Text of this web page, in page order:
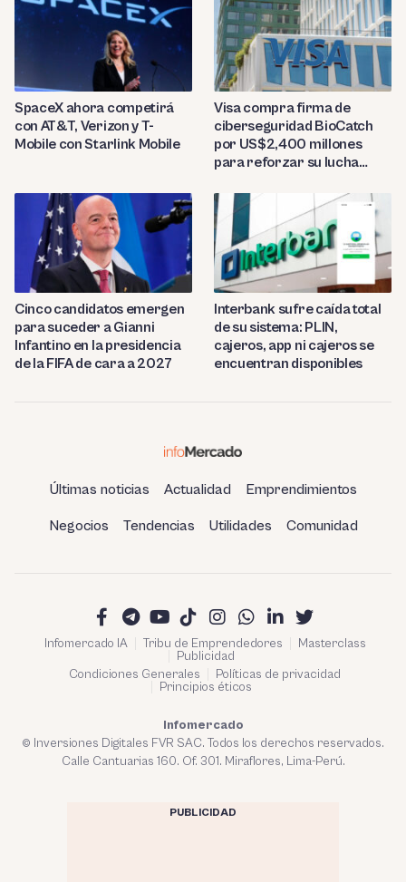
SpaceX ahora competirá
con AT&T, Verizon y T-
Mobile con Starlink Mobile
Visa compra firma de
ciberseguridad BioCatch
por US$2,400 millones
para reforzar su lucha
Cinco candidatos emergen
para suceder a Gianni
Infantino en la presidencia
de la FIFA de cara a 2027
Interbank sufre caída total
de su sistema: PLIN,
cajeros, app ni cajeros se
encuentran disponibles
Últimas noticias Actualidad Emprendimientos
Negocios Tendencias Utilidades Comunidad
Infomercado IA Tribu de Emprendedores
Masterclass
Publicidad
Condiciones Generales
Políticas de privacidad
Principios éticos
Infomercado
© Inversiones Digitales FVR SAC. Todos los derechos reservados.
Calle Cantuarias 160. Of. 301. Miraflores, Lima-Perú.
PUBLICIDAD